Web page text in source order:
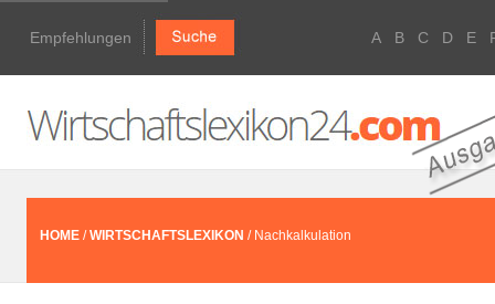
Empfehlungen A B C D E
HOME /WIRTSCHAFTSLEXIKON / Nachkalkulation